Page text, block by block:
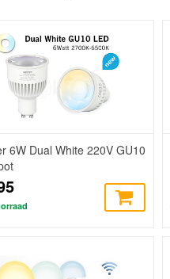
6W Dual White 220V GU10